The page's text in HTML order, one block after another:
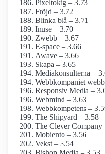
Pixeltokig – 3.73
Fröjd – 3.72
Blinka blå – 3.71
Inuse – 3.70
Zwebb – 3.67
E-space – 3.66
Awave – 3.66
Skapa – 3.65
Mediakonsulterna –
Webbkompaniet
Responsiv Media –
Webmind – 3.63
Webbkompetens –
The Shipyard – 3.58
The Clever Company
Mobiento – 3.56
Vekst – 3.54
Bishop Media – 3.53